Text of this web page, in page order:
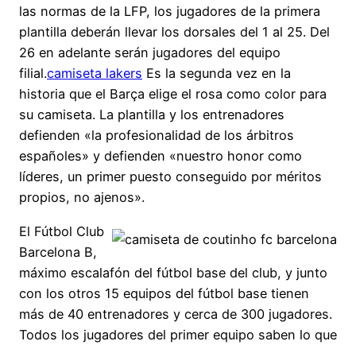
las normas de la LFP, los jugadores de la primera
plantilla deberán llevar los dorsales del 1 al 25. Del
26 en adelante serán jugadores del equipo
filial.camiseta lakers Es la segunda vez en la
historia que el Barça elige el rosa como color para
su camiseta. La plantilla y los entrenadores
defienden «la profesionalidad de los árbitros
españoles» y defienden «nuestro honor como
líderes, un primer puesto conseguido por méritos
propios, no ajenos».
El Fútbol Club
Barcelona B,
máximo escalafón del fútbol base del club, y junto
con los otros 15 equipos del fútbol base tienen
más de 40 entrenadores y cerca de 300 jugadores.
Todos los jugadores del primer equipo saben lo que